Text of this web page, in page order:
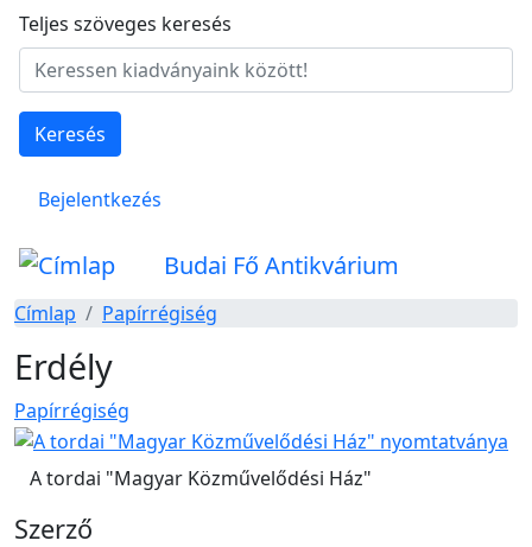
Ugrás a tartalomra
Teljes szöveges keresés
Keresés
Felhasználói fiók menüje
Bejelentkezés
Budai Fő Antikvárium
Címlap Papírrégiség
Erdély
Papírrégiség
A tordai "Magyar Közművelődési Ház"
Szerző